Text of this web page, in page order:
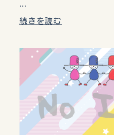
…
続きを読む